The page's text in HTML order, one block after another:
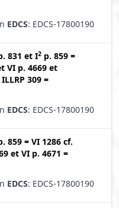
EDCS: EDCS-17800190
831 et I2 p. 859 =
VI p. 4669 et
ILLRP 309 =
EDCS: EDCS-17800190
859 = VI 1286 cf.
et VI p. 4671 =
EDCS: EDCS-17800190